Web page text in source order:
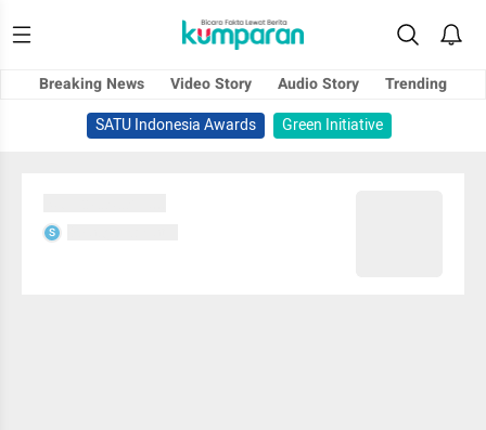
Breaking News Video Story Audio Story
Trending
SATU Indonesia Awards
Green Initiative
S